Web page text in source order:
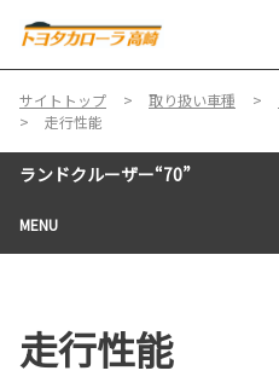
サイトトップ 取り扱い車種
走行性能
ランドクルーザー“70”
MENU
走行性能